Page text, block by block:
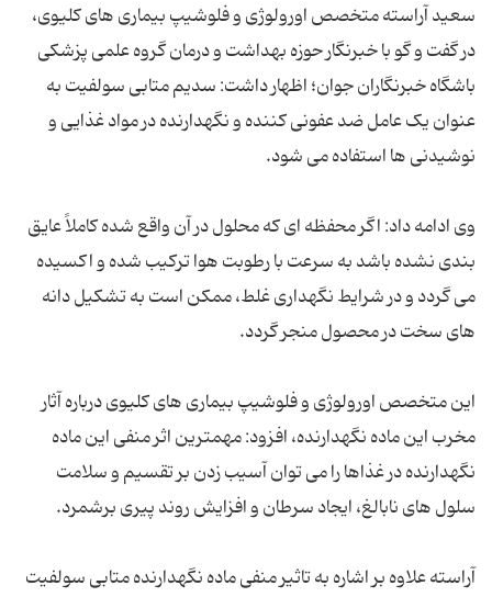
سعید آراسته متخصص اورولوژی و فلوشیپ بیماری های کلیوی،
در گفت و گو با خبرنگار حوزه بهداشت و درمان گروه علمی پزشكی
باشگاه خبرنگاران جوان؛ اظهار داشت: سدیم متابی ‌سولفیت به
عنوان یک عامل ضد عفونی کننده و نگهدارنده در مواد غذایی و
وی ادامه داد: اگر محفظه ای که محلول در آن واقع شده کاملاً عایق
بندی نشده باشد به سرعت با رطوبت هوا ترکیب شده و اکسیده
می گردد و در شرایط نگهداری غلط، ممکن است به تشکیل دانه
این متخصص اورولوژی و فلوشیپ بیماری های کلیوی درباره آثار
مخرب این ماده نگهدارنده، افزود: مهمترین اثر منفی این ماده
نگهدارنده در غذاها را می توان آسیب زدن بر تقسیم و سلامت
آراسته علاوه بر اشاره به تاثیر منفی ماده نگهدارنده متابی سولفیت